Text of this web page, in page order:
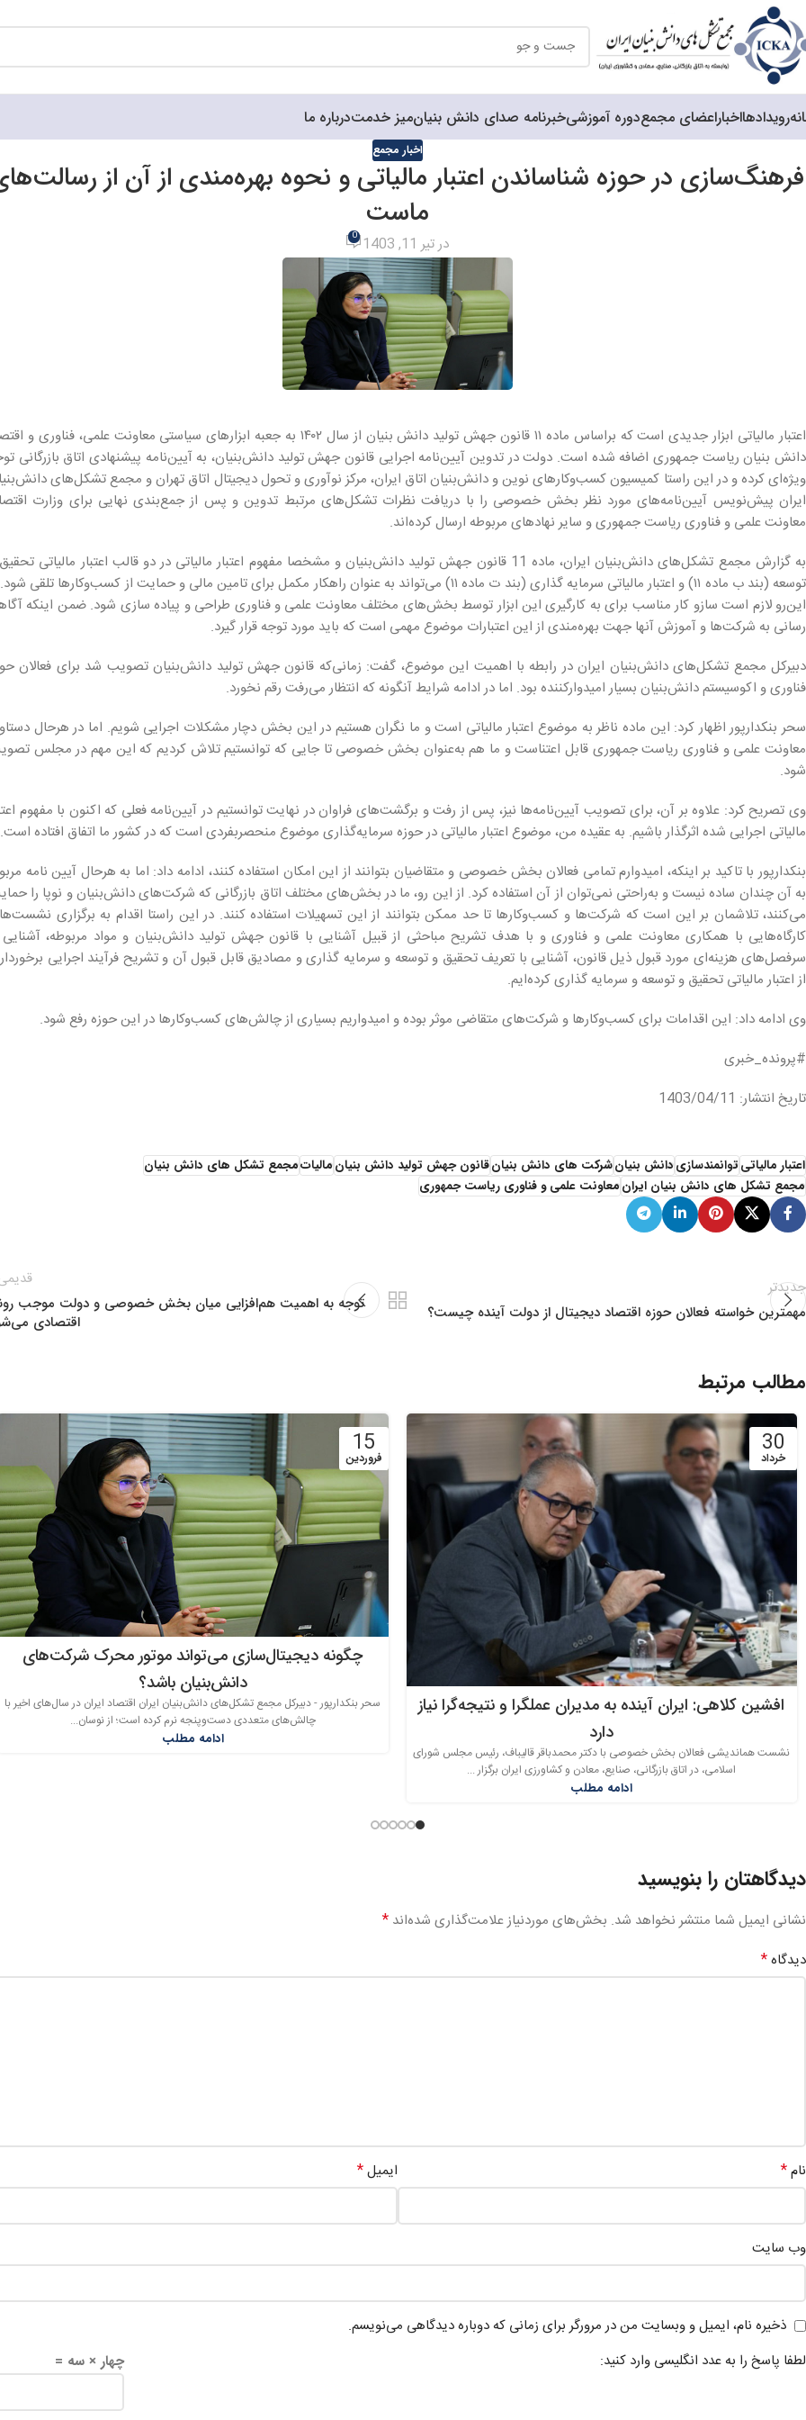
رویدادهااخباراعضای مجمعدوره آموزشیخبرنامه صدای دانش بنیانمیز خدمتدرباره ما
اخبار مجمع
فرهنگ‌سازی در حوزه شناساندن اعتبار مالیاتی و نحوه بهره‌مندی از آن از
ماست
در تیر 11, 1403 0
اعتبار مالیاتی ابزار جدیدی است که براساس ماده ۱۱ قانون جهش تولید دانش بنیان از سال ۱۴۰۲ به جعبه ابزارهای سیاستی معاونت علمی، فناوری و
دانش بنیان ریاست جمهوری اضافه شده است. دولت در تدوین آیین‌نامه اجرایی قانون جهش تولید دانش‌بنیان، به آیین‌نامه پیشنهادی اتاق بازرگانی
ویژه‌ای کرده و در این راستا کمیسیون کسب‌وکارهای نوین و دانش‌بنیان اتاق ایران، مرکز نوآوری و تحول دیجیتال اتاق تهران و مجمع تشکل‌های
ایران پیش‌نویس آیین‌نامه‌های مورد نظر بخش خصوصی را با دریافت نظرات تشکل‌های مرتبط تدوین و پس از جمع‌بندی نهایی برای وزارت
معاونت علمی و فناوری ریاست جمهوری و سایر نهادهای مربوطه ارسال کرده‌اند.
به گزارش مجمع تشکل‌های دانش‌بنیان ایران، ماده 11 قانون جهش تولید دانش‌بنیان و مشخصا مفهوم اعتبار مالیاتی در دو قالب اعتبار مالیاتی
توسعه (بند ب ماده ۱۱) و اعتبار مالیاتی سرمایه گذاری (بند ت ماده ۱۱) می‌تواند به عنوان راهکار مکمل برای تامین مالی و حمایت از کسب‌وکارها تلقی
این‌رو لازم است سازو کار مناسب برای به کارگیری این ابزار توسط بخش‌های مختلف معاونت علمی و فناوری طراحی و پیاده سازی شود. ضمن اینکه
رسانی به شرکت‌ها و آموزش آنها جهت بهره‌مندی از این اعتبارات موضوع مهمی است که باید مورد توجه قرار گیرد.
دبیرکل مجمع تشکل‌های دانش‌بنیان ایران در رابطه با اهمیت این موضوع، گفت: زمانی‌که قانون جهش تولید دانش‌بنیان تصویب شد برای فعالان
فناوری و اکوسیستم دانش‌بنیان بسیار امیدوارکننده بود. اما در ادامه شرایط آنگونه که انتظار می‌رفت رقم نخورد.
سحر بنکدارپور اظهار کرد: این ماده ناظر به موضوع اعتبار مالیاتی است و ما نگران هستیم در این بخش دچار مشکلات اجرایی شویم. اما در هرحال
معاونت علمی و فناوری ریاست جمهوری قابل اعتناست و ما هم به‌عنوان بخش خصوصی تا جایی که توانستیم تلاش کردیم که این مهم در مجلس
شود.
وی تصریح کرد: علاوه بر آن، برای تصویب آیین‌نامه‌ها نیز، پس از رفت و برگشت‌های فراوان در نهایت توانستیم در آیین‌نامه فعلی که اکنون با مفهوم
مالیاتی اجرایی شده اثرگذار باشیم. به عقیده من، موضوع اعتبار مالیاتی در حوزه سرمایه‌گذاری موضوع منحصربفردی است که در کشور ما اتفاق افتاده است.
بنکدارپور با تاکید بر اینکه، امیدوارم تمامی فعالان بخش خصوصی و متقاضیان بتوانند از این امکان استفاده کنند، ادامه داد: اما به هرحال آیین نامه
به آن چندان ساده نیست و به‌راحتی نمی‌توان از آن استفاده کرد. از این رو، ما در بخش‌های مختلف اتاق بازرگانی که شرکت‌های دانش‌بنیان و نوپا را
می‌کنند، تلاشمان بر این است که شرکت‌ها و کسب‌وکارها تا حد ممکن بتوانند از این تسهیلات استفاده کنند. در این راستا اقدام به برگزاری
کارگاه‌هایی با همکاری معاونت علمی و فناوری و با هدف تشریح مباحثی از قبیل آشنایی با قانون جهش تولید دانش‌بنیان و مواد مربوطه، آشنایی
سرفصل‌های هزینه‌ای مورد قبول ذیل قانون، آشنایی با تعریف تحقیق و توسعه و سرمایه گذاری و مصادیق قابل قبول آن و تشریح فرآیند اجرایی
از اعتبار مالیاتی تحقیق و توسعه و سرمایه گذاری کرده‌ایم.
وی ادامه داد: این اقدامات برای کسب‌وکارها و شرکت‌های متقاضی موثر بوده و امیدواریم بسیاری از چالش‌های کسب‌وکارها در این حوزه رفع شود.
#پرونده_خبری
تاریخ انتشار: 1403/04/11
اعتبار مالیاتیتوانمندسازیدانش بنیانشرکت های دانش بنیانقانون جهش تولید دانش بنیانمالیاتمجمع تشکل های دانش بنیان
مجمع تشکل های دانش بنیان ایرانمعاونت علمی و فناوری ریاست جمهوری
جدیدتر
مهمترین خواسته فعالان حوزه اقتصاد دیجیتال از دولت آینده چیست؟
توجه به اهمیت هم‌افزایی میان بخش خصوصی و دولت موجب
اقتصادی
مطالب مرتبط
30
خرداد
افشین کلاهی: ایران آینده به مدیران عملگرا و نتیجه‌گرا نیاز
دارد
نشست هماندیشی فعالان بخش خصوصی با دکتر محمدباقر قالیباف، رئیس مجلس شورای
اسلامی، در اتاق بازرگانی، صنایع، معادن و کشاورزی ایران برگزار ...
ادامه مطلب
15
فروردین
چگونه دیجیتال‌سازی می‌تواند موتور محرک شرکت‌های
دانش‌بنیان باشد؟
سحر بنکدارپور - دبیرکل مجمع تشکل‌های دانش‌بنیان ایران اقتصاد ایران در سال‌های اخیر با
چالش‌های متعددی دست‌وپنجه نرم کرده است؛ از نوسان...
ادامه مطلب
دیدگاهتان را بنویسید
نشانی ایمیل شما منتشر نخواهد شد. بخش‌های موردنیاز علامت‌گذاری شده‌اند *
دیدگاه*
نام* ایمیل*
وب‌ سایت
ذخیره نام، ایمیل و وبسایت من در مرورگر برای زمانی که دوباره دیدگاهی می‌نویسم.
لطفا پاسخ را به عدد انگلیسی وارد کنید:
چهار × سه =